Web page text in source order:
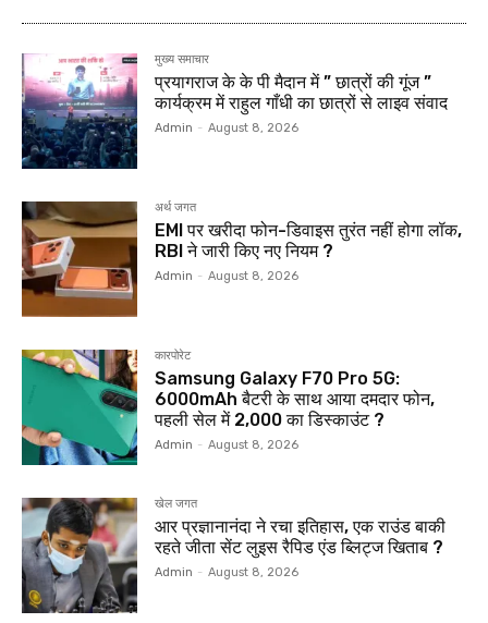
मुख्य समाचार
प्रयागराज के के पी मैदान में ” छात्रों की गूंज ”
कार्यक्रम में राहुल गाँधी का छात्रों से लाइव संवाद
Admin - August 8, 2026
अर्थ जगत
EMI पर खरीदा फोन-डिवाइस तुरंत नहीं होगा लॉक,
RBI ने जारी किए नए नियम ?
Admin - August 8, 2026
कारपोरेट
Samsung Galaxy F70 Pro 5G:
6000mAh बैटरी के साथ आया दमदार फोन,
पहली सेल में ₹2,000 का डिस्काउंट ?
Admin - August 8, 2026
खेल जगत
आर प्रज्ञानानंदा ने रचा इतिहास, एक राउंड बाकी
रहते जीता सेंट लुइस रैपिड एंड ब्लिट्ज खिताब ?
Admin - August 8, 2026